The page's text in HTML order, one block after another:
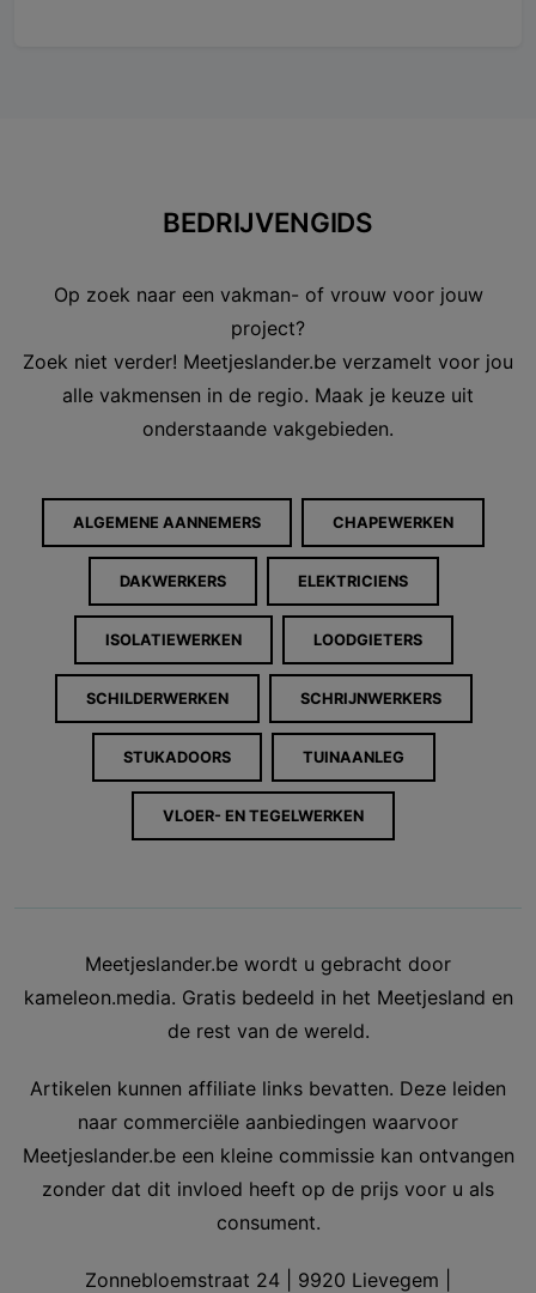
BEDRIJVENGIDS
Op zoek naar een vakman- of vrouw voor jouw
project?
Zoek niet verder! Meetjeslander.be verzamelt voor jou
alle vakmensen in de regio. Maak je keuze uit
onderstaande vakgebieden.
ALGEMENE AANNEMERS CHAPEWERKEN
DAKWERKERS ELEKTRICIENS
ISOLATIEWERKEN LOODGIETERS
SCHILDERWERKEN SCHRIJNWERKERS
STUKADOORS TUINAANLEG
VLOER- EN TEGELWERKEN
Meetjeslander.be wordt u gebracht door
kameleon.media. Gratis bedeeld in het Meetjesland en
de rest van de wereld.
Artikelen kunnen affiliate links bevatten. Deze leiden
naar commerciële aanbiedingen waarvoor
Meetjeslander.be een kleine commissie kan ontvangen
zonder dat dit invloed heeft op de prijs voor u als
consument.
Zonnebloemstraat 24 | 9920 Lievegem |